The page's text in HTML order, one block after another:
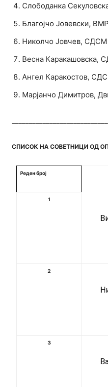
Слободанка
Благојчо Јовевски,
Николчо Јовчев, СДСМ
Весна Каракашовска,
Ангел Каракостов,
Марјанчо Димитров,
СПИСОК НА СОВЕТНИЦИ ОД
Реден број
1
2
3